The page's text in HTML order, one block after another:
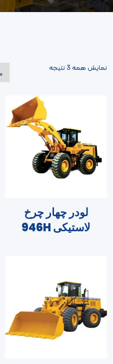
نمایش همه 3 نتیجه
لودر چهار چرخ
لاستیکی 946H